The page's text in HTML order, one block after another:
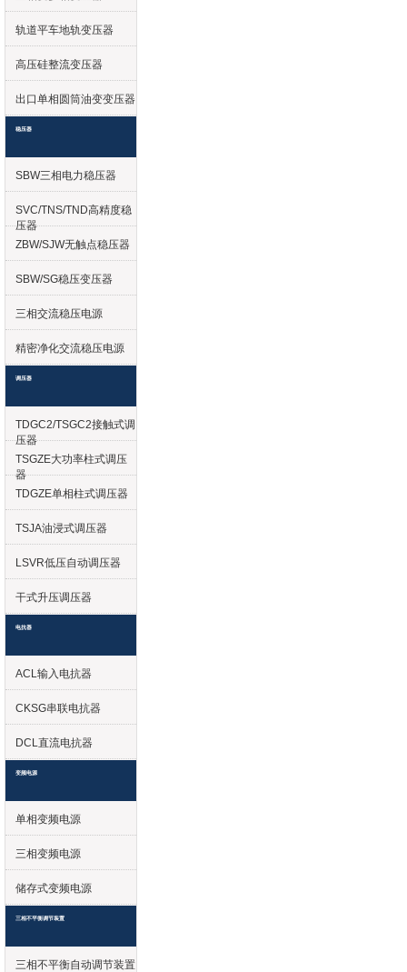
轨道平车地轨变压器
高压硅整流变压器
出口单相圆筒油变变压器
稳压器
SBW三相电力稳压器
SVC/TNS/TND高精度稳
压器
ZBW/SJW无触点稳压器
SBW/SG稳压变压器
三相交流稳压电源
精密净化交流稳压电源
调压器
TDGC2/TSGC2接触式调
压器
TSGZE大功率柱式调压
器
TDGZE单相柱式调压器
TSJA油浸式调压器
LSVR低压自动调压器
干式升压调压器
电抗器
ACL输入电抗器
CKSG串联电抗器
DCL直流电抗器
变频电源
单相变频电源
三相变频电源
储存式变频电源
三相不平衡调节装置
三相不平衡自动调节装置